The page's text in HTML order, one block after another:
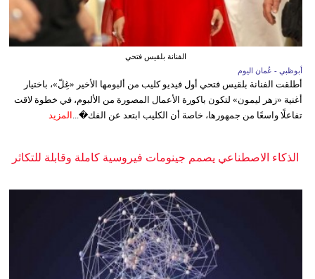
الفنانة بلقيس فتحي
أبوظبي - عُمان اليوم
أطلقت الفنانة بلقيس فتحي أول فيديو كليب من ألبومها الأخير «غِلّ»، باختيار
أغنية «زهر ليمون» لتكون باكورة الأعمال المصورة من الألبوم، في خطوة لاقت
تفاعلًا واسعًا من جمهورها، خاصة أن الكليب ابتعد عن الفك�... المزيد
الذكاء الاصطناعي يصمم جينومات فيروسية كاملة وقابلة للتكاثر